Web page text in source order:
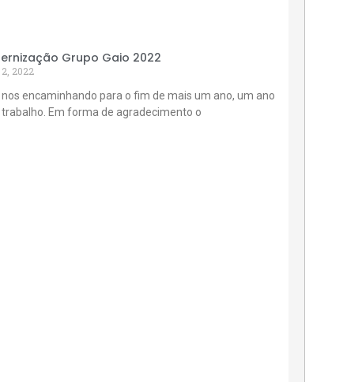
Grupo Gaio 2022
2022
encaminhando para o fim de mais um ano, um ano
Em forma de agradecimento o